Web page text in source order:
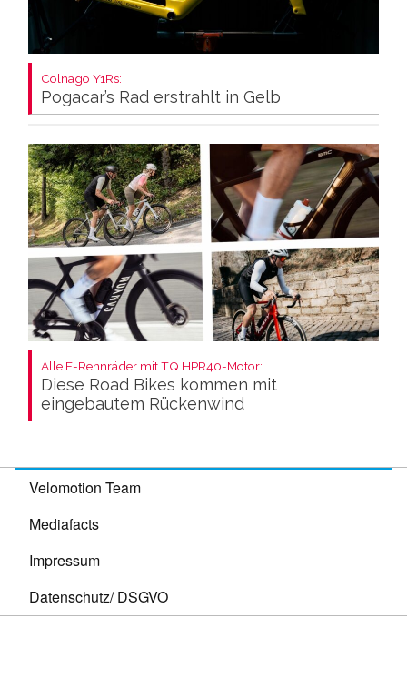
Colnago Y1Rs:
Pogacar’s Rad erstrahlt in Gelb
Alle E-Rennräder mit TQ HPR40-Motor:
Diese Road Bikes kommen mit
eingebautem Rückenwind
Velomotion Team
Mediafacts
Impressum
Datenschutz/ DSGVO